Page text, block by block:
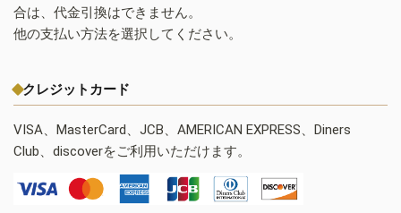
合は、代金引換はできません。
他の支払い方法を選択してください。
クレジットカード
VISA、MasterCard、JCB、AMERICAN EXPRESS、Diners
Club、discoverをご利用いただけます。